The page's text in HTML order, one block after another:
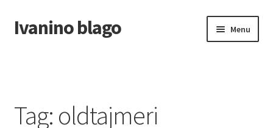
Skip
to
Skip
to
Ivanino blago Menu
Foto galerija
Tag: oldtajmeri